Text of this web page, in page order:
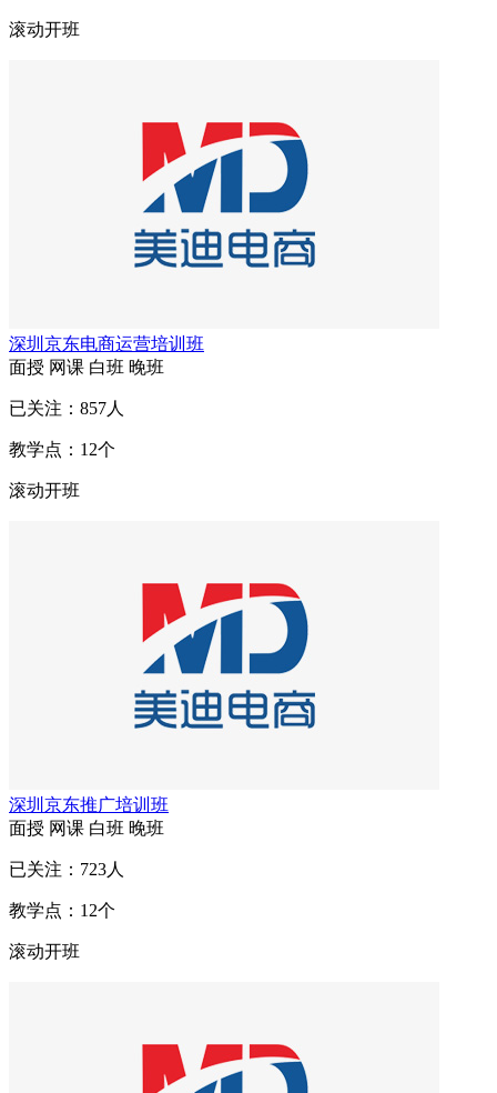
滚动开班
深圳京东电商运营培训班
面授 网课 白班 晚班
已关注： 857人
教学点： 12个
滚动开班
深圳京东推广培训班
面授 网课 白班 晚班
已关注： 723人
教学点： 12个
滚动开班